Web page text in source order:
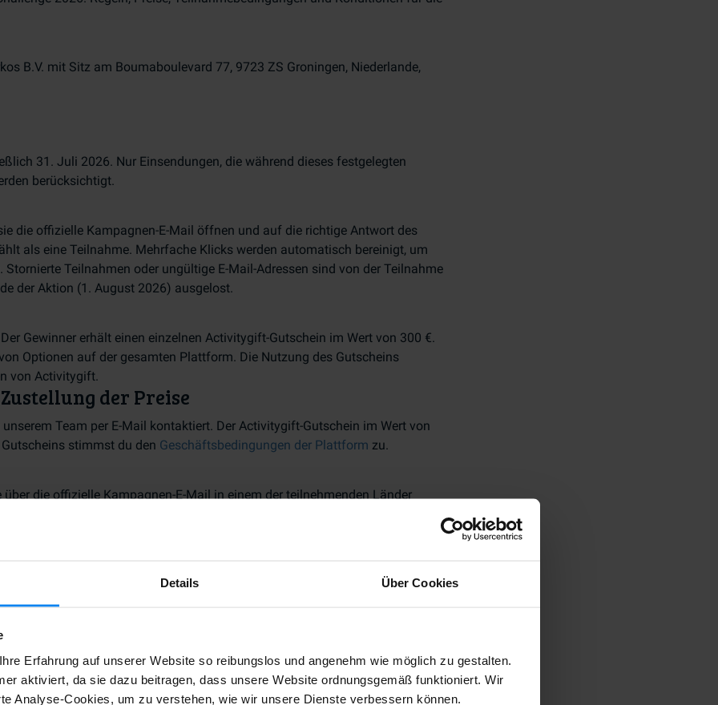
Details Über Cookies
Erfahrung auf unserer Website so reibungslos und angenehm wie möglich zu gestalten.
aktiviert, da sie dazu beitragen, dass unsere Website ordnungsgemäß funktioniert. Wir
Analyse-Cookies, um zu verstehen, wie wir unsere Dienste verbessern können.
B.V. mit Sitz am Boumaboulevard 77, 9723 ZS Groningen, Niederlande,
31. Juli 2026. Nur Einsendungen, die während dieses festgelegten
berücksichtigt.
die offizielle Kampagnen-E-Mail öffnen und auf die richtige Antwort des
als eine Teilnahme. Mehrfache Klicks werden automatisch bereinigt, um
Teilnahmen oder ungültige E-Mail-Adressen sind von der Teilnahme
der Aktion (1. August 2026) ausgelost.
Gewinner erhält einen einzelnen Activitygift-Gutschein im Wert von 300 €.
Optionen auf der gesamten Plattform. Die Nutzung des Gutscheins
von Activitygift.
der Preise
Team per E-Mail kontaktiert. Der Activitygift-Gutschein im Wert von
stimmst du den Geschäftsbedingungen der Plattform zu.
die offizielle Kampagnen-E-Mail in einem der teilnehmenden Länder
direkte Partner sind von der Teilnahme ausgeschlossen.
und ohne Vorankündigung zu ändern oder zu beenden.
andere Sachwerte eintauschbar.
geführt.
der Lieferung oder Nutzung von Gutscheinen, die durch Dritte ausgestellt